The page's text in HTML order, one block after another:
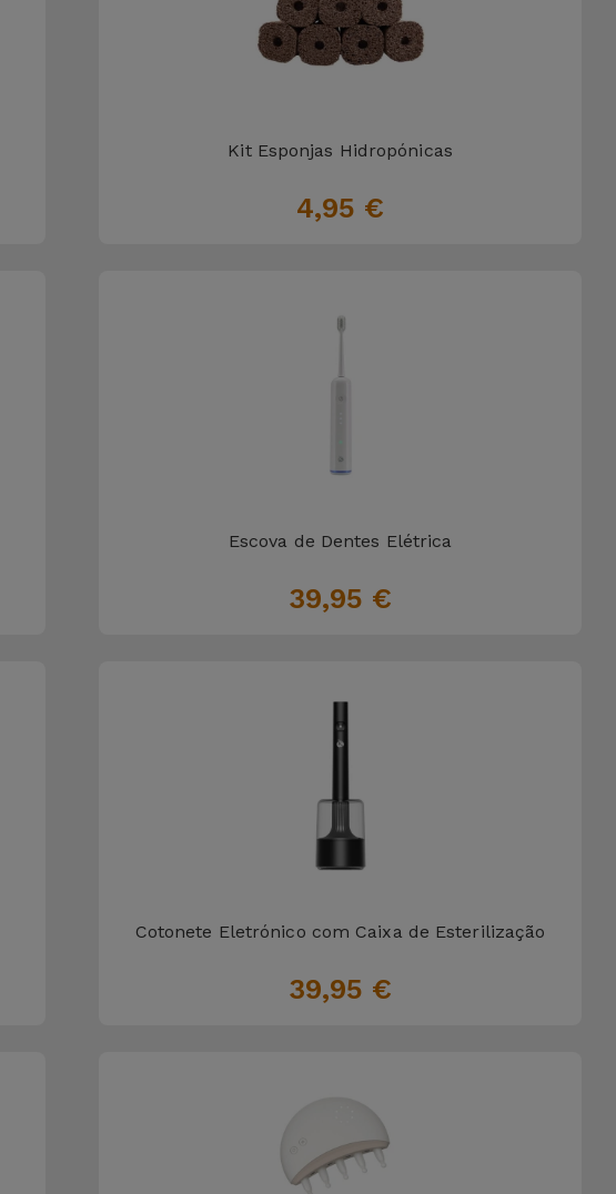
Kit Esponjas Hidropónicas
4,95 €
Escova de Dentes Elétrica
39,95 €
Cotonete Eletrónico com Caixa de Esterilização
39,95 €